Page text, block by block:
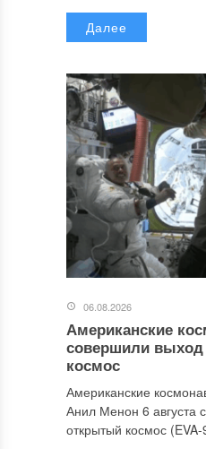
Далее
06.08.2026
Американские
совершили
космос
Американские
Анил Менон 6 августа
открытый космос